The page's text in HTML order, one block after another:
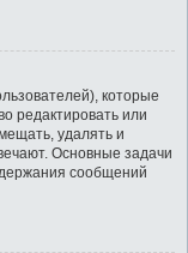
которые
редактировать или
удалять и
Основные задачи
сообщений